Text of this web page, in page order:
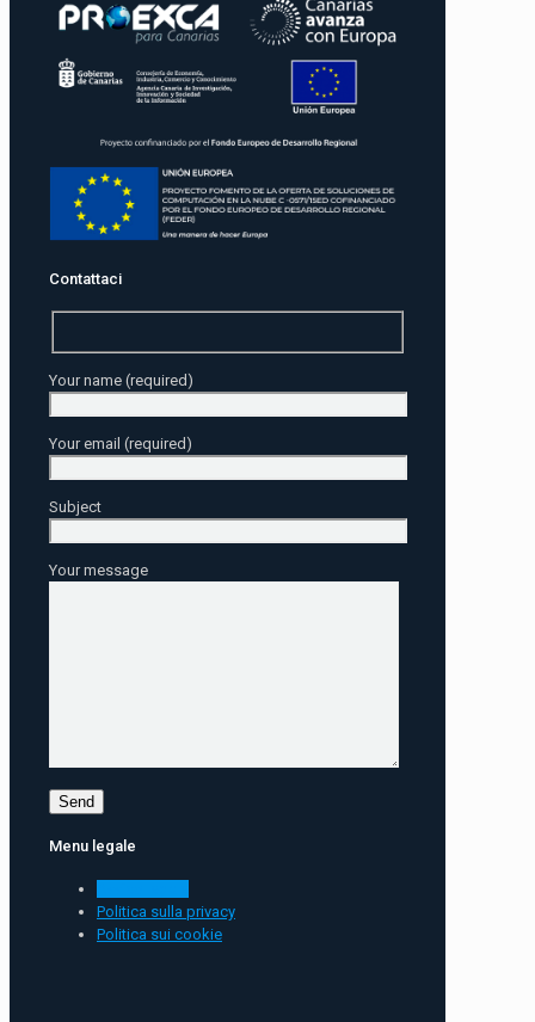
Contattaci
Your name (required)
Your email (required)
Subject
Your message
Menu legale
Politica sulla privacy
Politica sui cookie